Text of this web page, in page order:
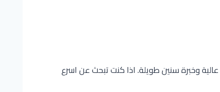
وخبرة سنين طويلة. اذا كنت تبحث عن اسرع